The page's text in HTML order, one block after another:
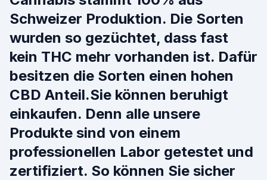
Schweizer Produktion. Die Sorten
wurden so gezüchtet, dass fast
kein THC mehr vorhanden ist. Dafür
besitzen die Sorten einen hohen
CBD Anteil.Sie können beruhigt
einkaufen. Denn alle unsere
Produkte sind von einem
professionellen Labor getestet und
zertifiziert. So können Sie sicher